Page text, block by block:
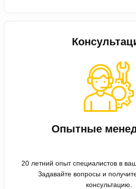
Опытные
20 летний опыт специалистов в
Задавайте вопросы и
консультацию.